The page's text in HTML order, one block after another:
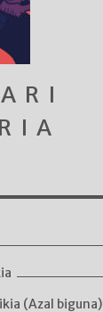
(Azal biguna)